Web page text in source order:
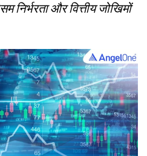
निर्भरता और वित्तीय जोखिमों